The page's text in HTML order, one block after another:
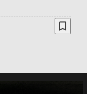
bookmark_border